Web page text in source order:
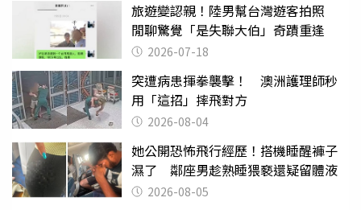
旅遊變認親！陸男幫台灣遊客拍照
閒聊驚覺「是失聯大伯」奇蹟重逢
2026-07-18
突遭病患揮拳襲擊！ 澳洲護理師秒
用「這招」摔飛對方
2026-08-04
她公開恐怖飛行經歷！搭機睡醒褲子
濕了 鄰座男趁熟睡猥褻還疑留體液
2026-08-05